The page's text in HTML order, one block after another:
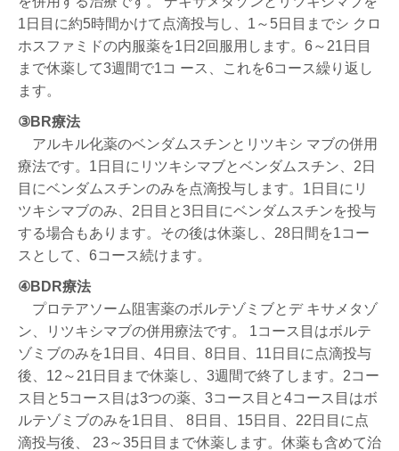
1日目に約5時間かけて点滴投与し、1～5日目までシ クロ
ホスファミドの内服薬を1日2回服用します。6～21日目
まで休薬して3週間で1コ ース、これを6コース繰り返し
ます。
③BR療法
アルキル化薬のベンダムスチンとリツキシ マブの併用
療法です。1日目にリツキシマブとベンダムスチン、2日
目にベンダムスチンのみを点滴投与します。1日目にリ
ツキシマブのみ、2日目と3日目にベンダムスチンを投与
する場合もあります。その後は休薬し、28日間を1コー
スとして、6コース続けます。
④BDR療法
プロテアソーム阻害薬のボルテゾミブとデ キサメタゾ
ン、リツキシマブの併用療法です。 1コース目はボルテ
ゾミブのみを1日目、4日目、8日目、11日目に点滴投与
後、12～21日目まで休薬し、3週間で終了します。2コー
ス目と5コース目は3つの薬、3コース目と4コース目はボ
ルテゾミブのみを1日目、 8日目、15日目、22日目に点
滴投与後、 23～35日目まで休薬します。休薬も含めて治